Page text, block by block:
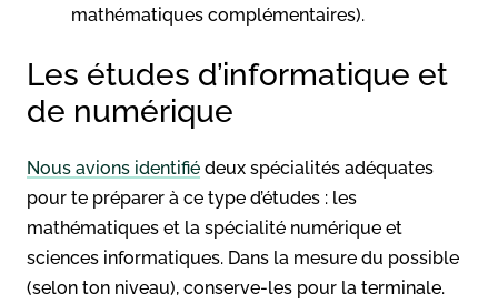
mathématiques complémentaires).
Les études d’informatique et
de numérique
Nous avions identifié deux spécialités adéquates
pour te préparer à ce type d’études : les
mathématiques et la spécialité numérique et
sciences informatiques. Dans la mesure du possible
(selon ton niveau), conserve-les pour la terminale.